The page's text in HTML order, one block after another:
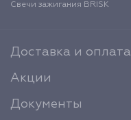
Свечи зажигания BRISK
Доставка и оплата
Акции
Документы